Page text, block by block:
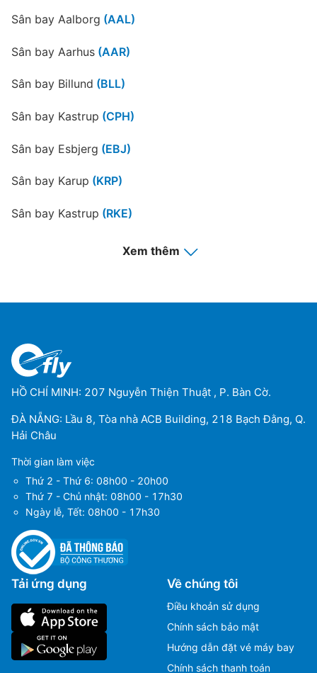
Sân bay Aalborg (AAL)
Sân bay Aarhus (AAR)
Sân bay Billund (BLL)
Sân bay Kastrup (CPH)
Sân bay Esbjerg (EBJ)
Sân bay Karup (KRP)
Sân bay Kastrup (RKE)
(RNN)
Xem thêm
HỒ CHÍ MINH: 207 Nguyễn Thiện Thuật , P. Bàn Cờ.
ĐÀ NẴNG: Lầu 8, Tòa nhà ACB Building, 218 Bạch Đằng, Q.
Hải Châu
Thời gian làm việc
Thứ 2 - Thứ 6: 08h00 - 20h00
Thứ 7 - Chủ nhật: 08h00 - 17h30
Ngày lễ, Tết: 08h00 - 17h30
Tải ứng dụng Về chúng tôi
Điều khoản sử dụng
Chính sách bảo mật
Hướng dẫn đặt vé máy bay
Chính sách thanh toán